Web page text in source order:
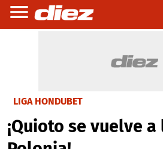
LIGA HONDUBET
¡Quioto se vuelve